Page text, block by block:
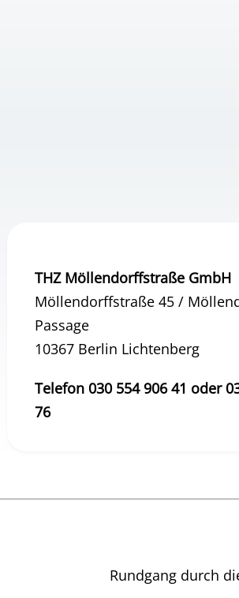
THZ Möllendorffstraße GmbH
Möllendorffstraße 45 /
Passage
10367 Berlin Lichtenberg
Telefon 030 554 906 41 oder
76
Rundgang durch